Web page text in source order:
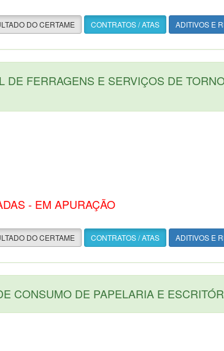
DO CERTAME CONTRATOS / ATAS ADITIVOS E
FERRAGENS E SERVIÇOS DE
- EM APURAÇÃO
DO CERTAME CONTRATOS / ATAS ADITIVOS E
CONSUMO DE PAPELARIA E